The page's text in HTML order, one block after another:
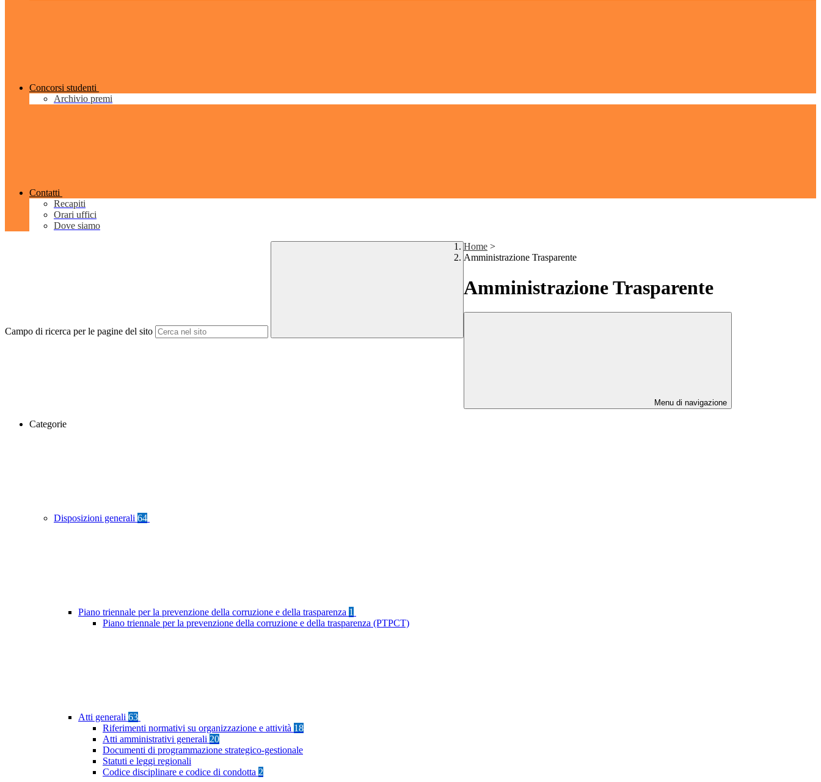
Concorsi studenti
Archivio premi
Contatti
Recapiti
Orari uffici
Dove siamo
Campo di ricerca per le pagine del sito
Home >
Amministrazione Trasparente
Amministrazione Trasparente
Menu di navigazione
Categorie
Disposizioni generali 64
Piano triennale per la prevenzione della corruzione e della trasparenza 1
Piano triennale per la prevenzione della corruzione e della trasparenza (PTPCT)
Atti generali 63
Riferimenti normativi su organizzazione e attività 18
Atti amministrativi generali 20
Documenti di programmazione strategico-gestionale
Statuti e leggi regionali
Codice disciplinare e codice di condotta 2